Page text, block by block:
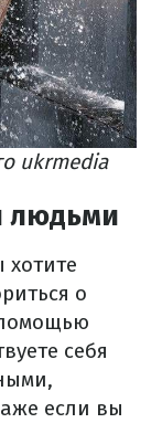
ukrmedia
людьми
хотите
о
себя
если вы